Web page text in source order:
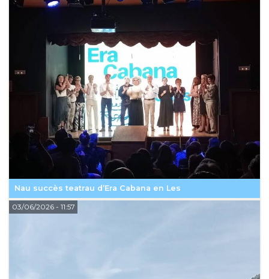
Nau succès teatrau d’Era Cabana en Les
03/06/2026- 11:57